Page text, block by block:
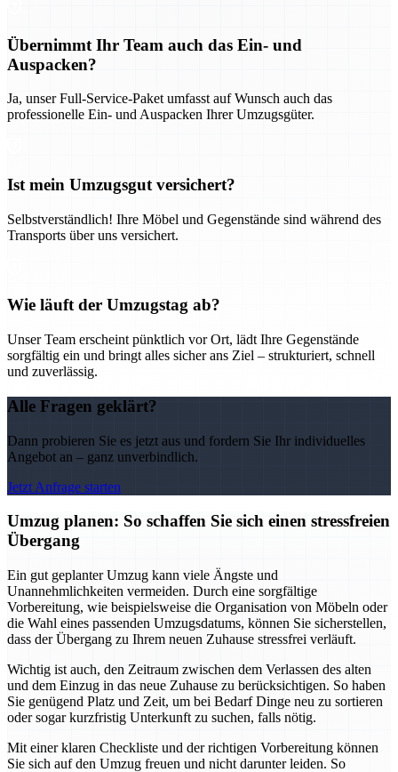
Übernimmt Ihr Team auch das Ein- und
Auspacken?
Ja, unser Full-Service-Paket umfasst auf Wunsch auch das
professionelle Ein- und Auspacken Ihrer Umzugsgüter.
Ist mein Umzugsgut versichert?
Selbstverständlich! Ihre Möbel und Gegenstände sind während des
Transports über uns versichert.
Wie läuft der Umzugstag ab?
Unser Team erscheint pünktlich vor Ort, lädt Ihre Gegenstände
sorgfältig ein und bringt alles sicher ans Ziel – strukturiert, schnell
und zuverlässig.
Alle Fragen geklärt?
Dann probieren Sie es jetzt aus und fordern Sie Ihr individuelles
Angebot an – ganz unverbindlich.
Jetzt Anfrage starten
Umzug planen: So schaffen Sie sich einen stressfreien
Übergang
Ein gut geplanter Umzug kann viele Ängste und
Unannehmlichkeiten vermeiden. Durch eine sorgfältige
Vorbereitung, wie beispielsweise die Organisation von Möbeln oder
die Wahl eines passenden Umzugsdatums, können Sie sicherstellen,
dass der Übergang zu Ihrem neuen Zuhause stressfrei verläuft.
Wichtig ist auch, den Zeitraum zwischen dem Verlassen des alten
und dem Einzug in das neue Zuhause zu berücksichtigen. So haben
Sie genügend Platz und Zeit, um bei Bedarf Dinge neu zu sortieren
oder sogar kurzfristig Unterkunft zu suchen, falls nötig.
Mit einer klaren Checkliste und der richtigen Vorbereitung können
Sie sich auf den Umzug freuen und nicht darunter leiden. So